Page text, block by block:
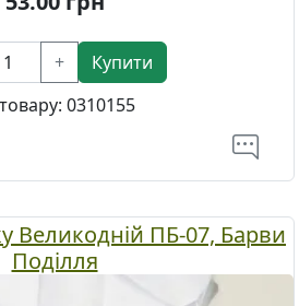
+
Купити
0310155
Великодній ПБ-07, Барви
Поділля